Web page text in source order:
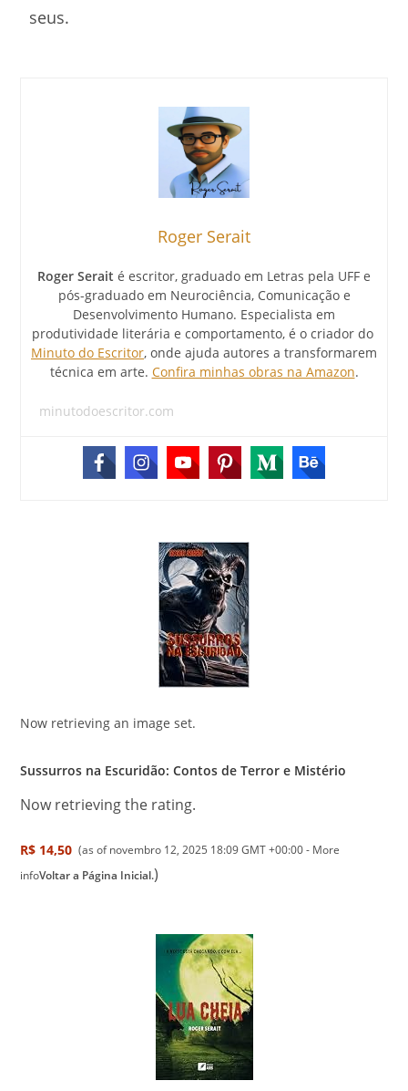
seus.
Roger Serait
Roger Serait é escritor, graduado em Letras pela UFF e
pós-graduado em Neurociência, Comunicação e
Desenvolvimento Humano. Especialista em
produtividade literária e comportamento, é o criador do
Minuto do Escritor, onde ajuda autores a transformarem
técnica em arte. Confira minhas obras na Amazon.
minutodoescritor.com
Now retrieving an image set.
Sussurros na Escuridão: Contos de Terror e Mistério
Now retrieving the rating.
R$ 14,50 (as of novembro 12, 2025 18:09 GMT +00:00 - More
infoVoltar a Página Inicial.)